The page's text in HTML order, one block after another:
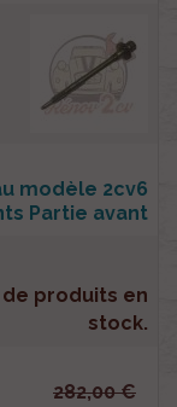
modèle 2cv6
Partie avant
de produits en
stock.
282,00 €